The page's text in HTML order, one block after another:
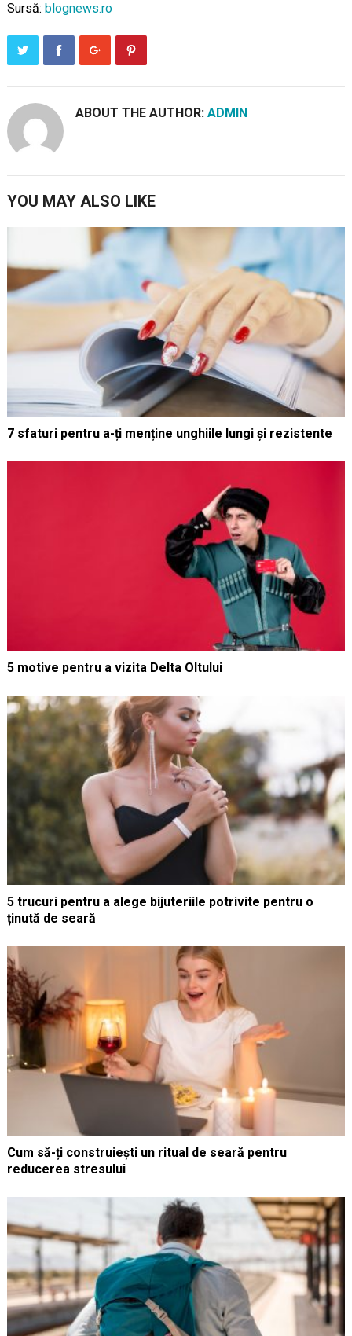
Sursă: blognews.ro
ABOUT THE AUTHOR: ADMIN
YOU MAY ALSO LIKE
7 sfaturi pentru a-ți menține unghiile lungi și rezistente
5 motive pentru a vizita Delta Oltului
5 trucuri pentru a alege bijuteriile potrivite pentru o
ținută de seară
Cum să-ți construiești un ritual de seară pentru
reducerea stresului